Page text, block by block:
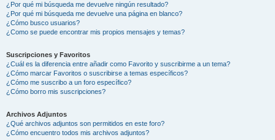
¿Por qué mi búsqueda me devuelve ningún resultado?
¿Por qué mi búsqueda me devuelve una página en blanco?
¿Cómo busco usuarios?
¿Como se puede encontrar mis propios mensajes y temas?
Suscripciones y Favoritos
¿Cuál es la diferencia entre añadir como Favorito y suscribirme a un tema?
¿Cómo marcar Favoritos o suscribirse a temas específicos?
¿Cómo me suscribo a un foro específico?
¿Cómo borro mis suscripciones?
Archivos Adjuntos
¿Qué archivos adjuntos son permitidos en este foro?
¿Cómo encuentro todos mis archivos adjuntos?